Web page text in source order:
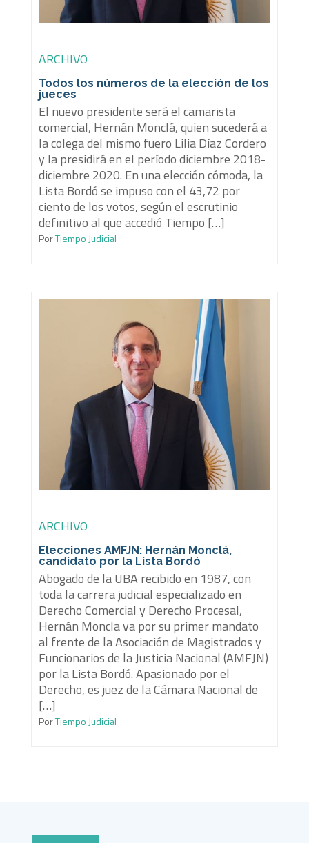
ARCHIVO
Todos los números de la elección de los
jueces
El nuevo presidente será el camarista
comercial, Hernán Monclá, quien sucederá a
la colega del mismo fuero Lilia Díaz Cordero
y la presidirá en el período diciembre 2018-
diciembre 2020. En una elección cómoda, la
Lista Bordó se impuso con el 43,72 por
ciento de los votos, según el escrutinio
definitivo al que accedió Tiempo […]
PorTiempo Judicial
ARCHIVO
Elecciones AMFJN: Hernán Monclá,
candidato por la Lista Bordó
Abogado de la UBA recibido en 1987, con
toda la carrera judicial especializado en
Derecho Comercial y Derecho Procesal,
Hernán Moncla va por su primer mandato
al frente de la Asociación de Magistrados y
Funcionarios de la Justicia Nacional (AMFJN)
por la Lista Bordó. Apasionado por el
Derecho, es juez de la Cámara Nacional de
[…]
PorTiempo Judicial